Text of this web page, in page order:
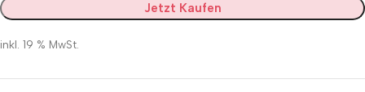
Jetzt Kaufen
inkl. 19 % MwSt.